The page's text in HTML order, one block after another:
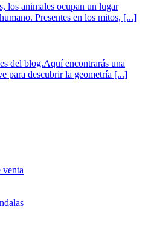
los animales ocupan un lugar
Presentes en los mitos, [...]
del blog.Aquí encontrarás una
para descubrir la geometría [...]
venta